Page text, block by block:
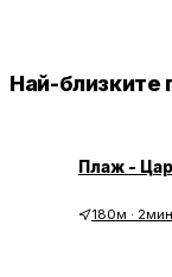
Най-близките
Плаж -
180м ·